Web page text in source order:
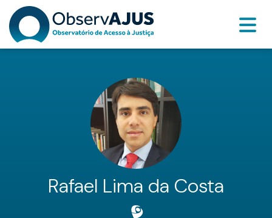
Rafael Lima da Costa